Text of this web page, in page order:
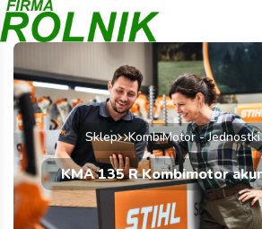
Sklep KombiMotor -
KMA 135 R Kombimotor